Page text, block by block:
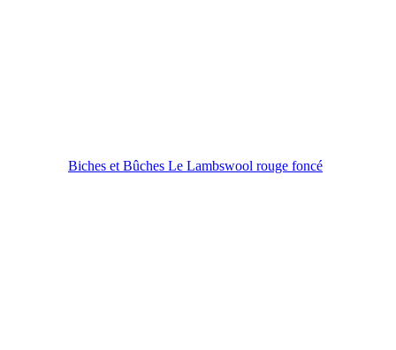
Biches et Bûches Le Lambswool rouge foncé